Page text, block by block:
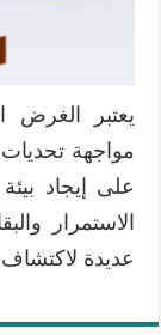
يعتبر الغرض
مواجهة تحديات
على إيجاد
الاستمرار
عديدة